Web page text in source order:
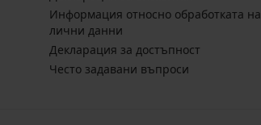
Информация относно обработката на
лични данни
Декларация за достъпност
Често задавани въпроси